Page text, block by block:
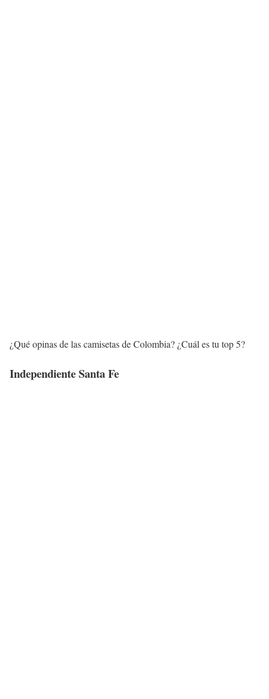
¿Qué opinas de las camisetas de Colombia? ¿Cuál es tu top 5?
Independiente Santa Fe